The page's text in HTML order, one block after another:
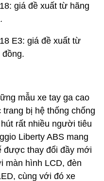
giá đề xuất từ hãng
E3: giá đề xuất từ
đồng.
mẫu xe tay ga cao
bị hệ thống chống
rất nhiều người tiêu
Liberty ABS mang
được thay đổi đầy mới
màn hình LCD, đèn
cùng với đó xe